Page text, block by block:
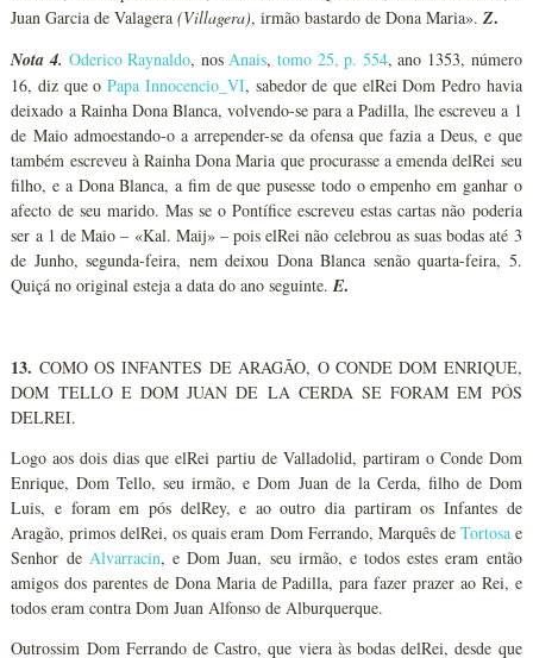
Juan Garcia de Valagera(Villagera), irmão bastardo de Dona Maria».Z.
Nota 4. Oderico Raynaldo, nosAnais,tomo 25, p. 554, ano 1353, número
16, diz que oPapa Innocencio_VI, sabedor de que elRei Dom Pedro havia
deixado a Rainha Dona Blanca, volvendo-se para a Padilla, lhe escreveu a 1
de Maio admoestando-o a arrepender-se da ofensa que fazia a Deus, e que
também escreveu à Rainha Dona Maria que procurasse a emenda delRei seu
filho, e a Dona Blanca, a fim de que pusesse todo o empenho em ganhar o
afecto de seu marido. Mas se o Pontífice escreveu estas cartas não poderia
ser a 1 de Maio – «Kal. Maij» – pois elRei não celebrou as suas bodas até 3
de Junho, segunda-feira, nem deixou Dona Blanca senão quarta-feira, 5.
Quiçá no original esteja a data do ano seguinte.E.
13. COMO OS INFANTES DE ARAGÃO, O CONDE DOM ENRIQUE,
DOM TELLO E DOM JUAN DE LA CERDA SE FORAM EM PÓS
DELREI.
Logo aos dois dias que elRei partiu de Valladolid, partiram o Conde Dom
Enrique, Dom Tello, seu irmão, e Dom Juan de la Cerda, filho de Dom
Luis, e foram em pós delRey, e ao outro dia partiram os Infantes de
Aragão, primos delRei, os quais eram Dom Ferrando, Marquês de Tortosae
Senhor de Alvarracin, e Dom Juan, seu irmão, e todos estes eram então
amigos dos parentes de Dona Maria de Padilla, para fazer prazer ao Rei, e
todos eram contra Dom Juan Alfonso de Alburquerque.
Outrossim Dom Ferrando de Castro, que viera às bodas delRei, desde que